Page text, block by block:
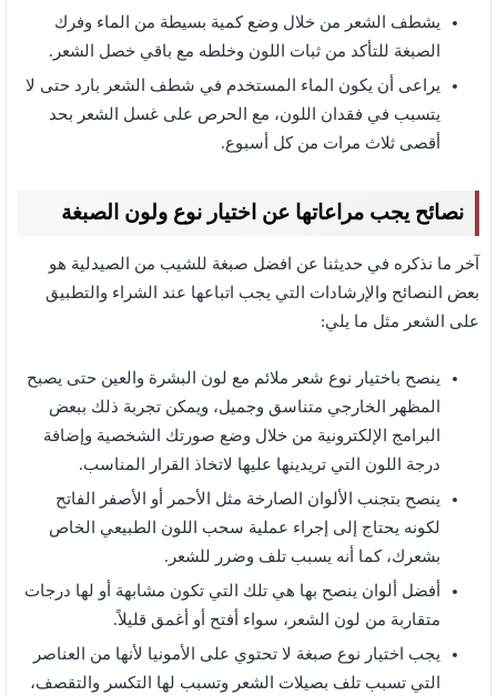
يشطف الشعر من خلال وضع كمية بسيطة من الماء وفرك
الصبغة للتأكد من ثبات اللون وخلطه مع باقي خصل الشعر.
يراعى أن يكون الماء المستخدم في شطف الشعر بارد حتى لا
يتسبب في فقدان اللون، مع الحرص على غسل الشعر بحد
أقصى ثلاث مرات من كل أسبوع.
نصائح يجب مراعاتها عن اختيار نوع ولون الصبغة
آخر ما نذكره في حديثنا عن افضل صبغة للشيب من الصيدلية هو
بعض النصائح والإرشادات التي يجب اتباعها عند الشراء والتطبيق
على الشعر مثل ما يلي:
ينصح باختيار نوع شعر ملائم مع لون البشرة والعين حتى يصبح
المظهر الخارجي متناسق وجميل، ويمكن تجربة ذلك ببعض
البرامج الإلكترونية من خلال وضع صورتك الشخصية وإضافة
درجة اللون التي تريدينها عليها لاتخاذ القرار المناسب.
ينصح بتجنب الألوان الصارخة مثل الأحمر أو الأصفر الفاتح
لكونه يحتاج إلى إجراء عملية سحب اللون الطبيعي الخاص
بشعرك، كما أنه يسبب تلف وضرر للشعر.
أفضل ألوان ينصح بها هي تلك التي تكون مشابهة أو لها درجات
متقاربة من لون الشعر، سواء أفتح أو أغمق قليلاً.
يجب اختيار نوع صبغة لا تحتوي على الأمونيا لأنها من العناصر
التي تسبب تلف بصيلات الشعر وتسبب لها التكسر والتقصف،